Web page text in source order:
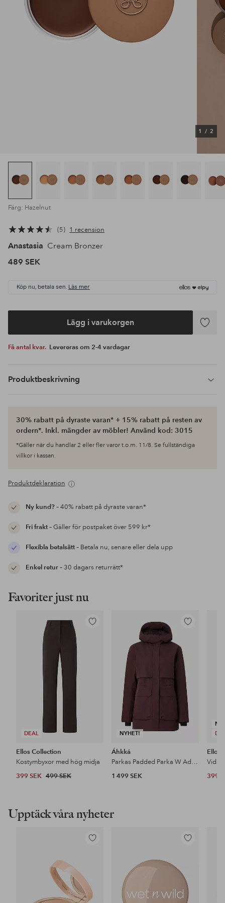
1 / 2
Färg: Hazelnut
5 1 recension
Anastasia Cream Bronzer
489 SEK
Köp nu, betala sen. Läs mer
Lägg i varukorgen
Lägg
Få antal kvar. Levereras om 2-4 vardagar
Produktbeskrivning
30% rabatt på dyraste varan* + 15% rabatt på resten av
ordern*. Inkl. mängder av möbler! Använd kod: 3015
*Gäller när du handlar 2 eller fler varor t.o.m. 11/8. Se fullständiga
villkor i kassan.
Produktdeklaration
Ny kund?– 40% rabatt på dyraste varan*
Fri frakt– Gäller för postpaket över 599 kr*
Flexibla betalsätt– Betala nu, senare eller dela upp
Enkel retur– 30 dagars returrätt*
Favoriter just nu
DEAL
Lägg
Ellos Collection
Kostymbyxor med hög midja
399 SEK 499 SEK
NYHET!
Lägg
i
favoriter
Áhkká
Parkas Padded Parka W Adjustable Waist
1 499 SEK
Ellos
399
Upptäck våra nyheter
Lägg
Lägg
favoriter